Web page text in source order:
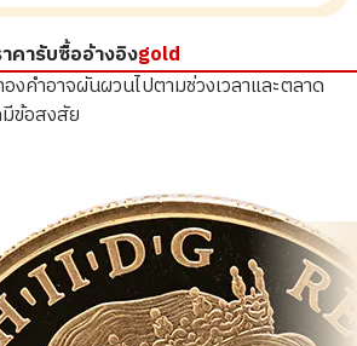
คารับซื้ออ้างอิงgold
งคำอาจผันผวนไปตามช่วงเวลาและตลาด
ข้อสงสัย